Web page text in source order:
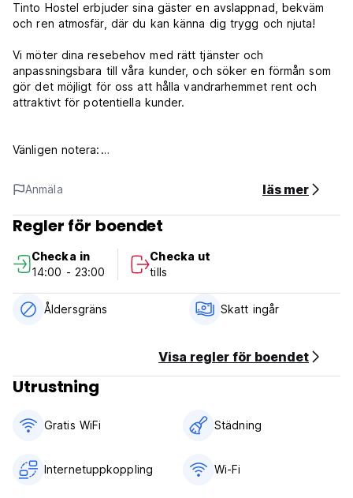
Tinto Hostel erbjuder sina gäster en avslappnad, bekväm
och ren atmosfär, där du kan känna dig trygg och njuta!
Vi möter dina resebehov med rätt tjänster och
anpassningsbara till våra kunder, och söker en förmån som
gör det möjligt för oss att hålla vandrarhemmet rent och
attraktivt för potentiella kunder.
Vänligen notera:
mellan 18 och 60 år.
Avbokningsregler: 1 dag före ankomst
Utcheckning: 11.00
Betalningssätt vid ankomst: Endast kontanter!
mellan 18 och 60 år. (Auto-translated from original
Anmäla läs mer
Regler för boendet
Checka in
14:00 - 23:00
Checka ut
tills
Åldersgräns Skatt ingår
Visa regler för boendet
Utrustning
Gratis WiFi Städning
Internetuppkoppling Wi-Fi